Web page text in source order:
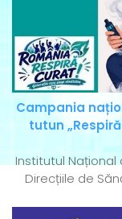
Campania
tutun
Institutul
Direcțiile de